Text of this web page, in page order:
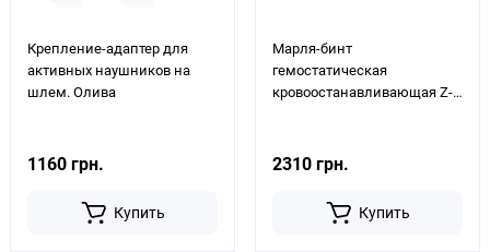
Крепление-адаптер для
активных наушников на
шлем. Олива
1160 грн.
Купить
Марля-бинт
гемостатическая
кровоостанавливающая Z-
2310 грн.
Купить